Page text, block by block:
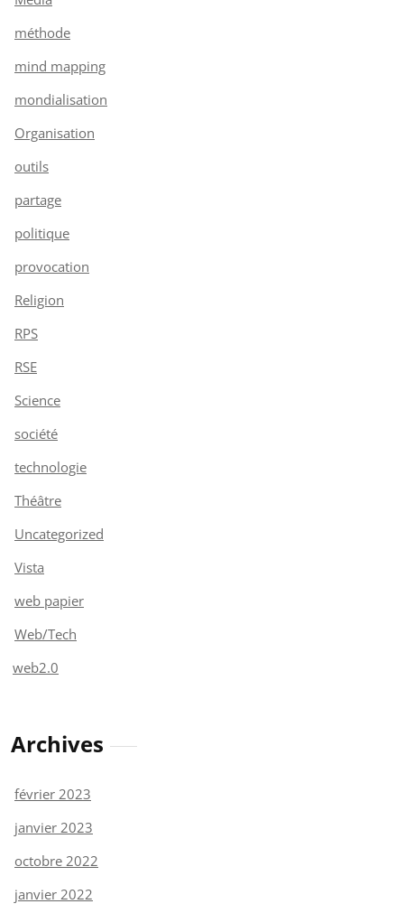
méthode
mind mapping
mondialisation
Organisation
outils
partage
politique
provocation
Religion
RPS
RSE
Science
société
technologie
Théâtre
Uncategorized
Vista
web papier
Web/Tech
web2.0
Archives
février 2023
janvier 2023
octobre 2022
janvier 2022